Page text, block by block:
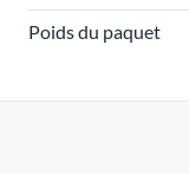
Poids du paquet